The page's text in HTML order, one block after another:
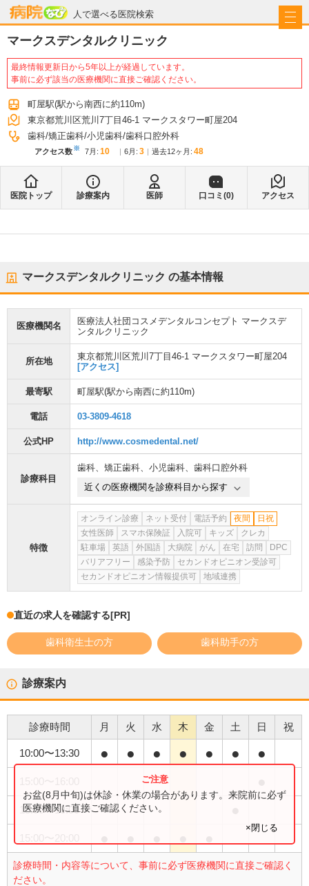
人で選べる医院検索
病院なび
マークスデンタルクリニック
最終情報更新日から5年以上が経過しています。
事前に必ず該当の医療機関に直接ご確認ください。
町屋駅(駅から南西に約110m)
東京都荒川区荒川7丁目46-1 マークスタワー町屋204
歯科 矯正歯科 小児歯科 歯科口腔外科
アクセス数※ 7月 : 10 6月 : 3 過去12ヶ月: 48
医院トップ 診療案内 医師 口コミ(0) アクセス
マークスデンタルクリニック の基本情報
医療機関名
医療法人社団コスメデンタルコンセプト マークスデ
ンタルクリニック
所在地
東京都荒川区荒川7丁目46-1 マークスタワー町屋204
[アクセス]
最寄駅 町屋駅(駅から南西に約110m)
電話 03-3809-4618
公式HP http://www.cosmedental.net/
診療科目
歯科、 矯正歯科、 小児歯科、 歯科口腔外科
近くの医療機関を診療科目から探す
特徴
オンライン診療 ネット受付 電話予約 夜間
日祝
女性医師
スマホ保険証 入院可 キッズ
クレカ
駐車場
英語 外国語 大病院 がん 在宅 訪問
DPC
バリアフリー
感染予防
セカンドオピニオン受診可
セカンドオピニオン情報提供可
地域連携
直近の求人を確認する[PR]
歯科衛生士の方 歯科助手の方
診療案内
診療時間 月 火 水 木 金 土 日 祝
10:00〜13:30 ● ● ● ● ● ● ●
15:00〜18:00
診療時間・内容等について、事前に必ず医療機関に直接ご確認く
ださい。
お盆(8月中旬)は休診・休業の場合があります。来院前に必ず
医療機関に直接ご確認ください。
×閉じる